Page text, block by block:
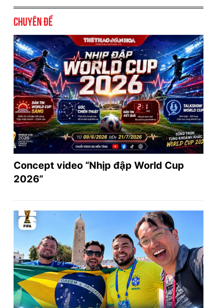
Chuyên đề
Concept video “Nhịp đập World Cup
2026”